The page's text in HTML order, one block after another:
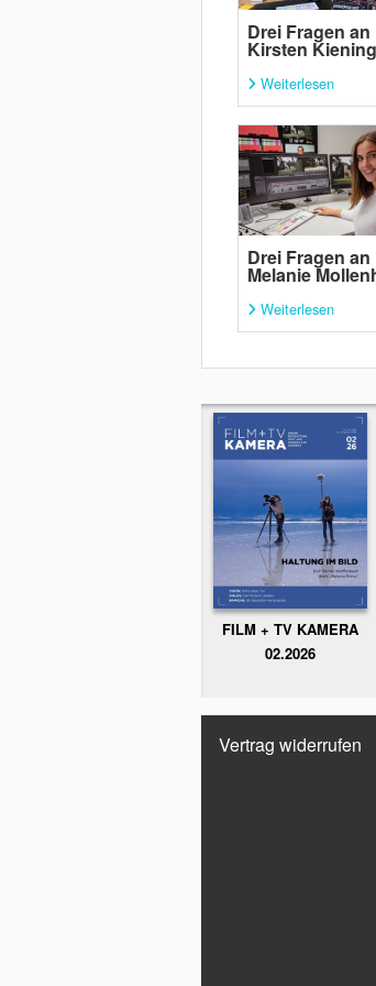
Drei Fragen an
Kirsten
Weiterlesen
Drei Fragen an
Melanie
Weiterlesen
FILM + TV KAMERA
02.2026
Vertrag widerrufen